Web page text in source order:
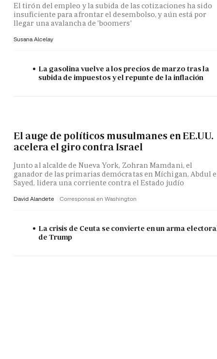
El tirón del empleo y la subida de las cotizaciones ha sido
insuficiente para afrontar el desembolso, y aún está por
llegar una avalancha de 'boomers'
Susana Alcelay
La gasolina vuelve a los precios de marzo tras la
subida de impuestos y el repunte de la inflación
El auge de políticos musulmanes en EE.UU.
acelera el giro contra Israel
Junto al alcalde de Nueva York, Zohran Mamdani, el
ganador de las primarias demócratas en Míchigan, Abdul
Sayed, lidera una corriente contra el Estado judío
David Alandete Corresponsal en Washington
La crisis de Ceuta se convierte en un arma
de Trump